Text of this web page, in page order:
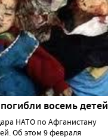
восемь детей
НАТО по Афганистану
Об этом 9 февраля